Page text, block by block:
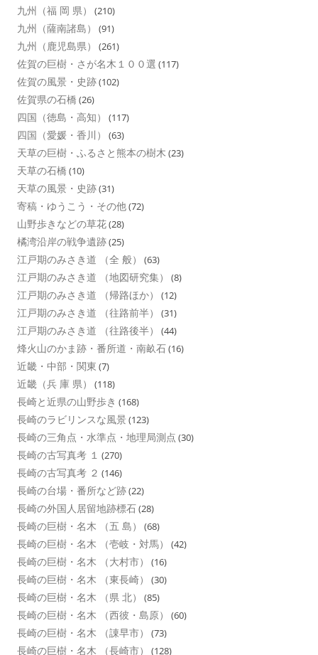
九州（福 岡 県） (210)
九州（薩南諸島） (91)
九州（鹿児島県） (261)
佐賀の巨樹・さが名木１００選 (117)
佐賀の風景・史跡(102)
佐賀県の石橋 (26)
四国（徳島・高知） (117)
四国（愛媛・香川） (63)
天草の巨樹・ふるさと熊本の樹木 (23)
天草の石橋 (10)
天草の風景・史跡(31)
寄稿・ゆうこう・その他(72)
山野歩きなどの草花(28)
橘湾沿岸の戦争遺跡(25)
江戸期のみさき道 （全 般） (63)
江戸期のみさき道 （地図研究集） (8)
江戸期のみさき道 （帰路ほか） (12)
江戸期のみさき道 （往路前半） (31)
江戸期のみさき道 （往路後半） (44)
烽火山のかま跡・番所道・南畝石(16)
近畿・中部・関東 (7)
近畿（兵 庫 県） (118)
長崎と近県の山野歩き (168)
長崎のラビリンスな風景 (123)
長崎の三角点・水準点・地理局測点 (30)
長崎の古写真考 １ (270)
長崎の古写真考 ２ (146)
長崎の台場・番所など跡(22)
長崎の外国人居留地跡標石(28)
長崎の巨樹・名木 （五 島） (68)
長崎の巨樹・名木 （壱岐・対馬） (42)
長崎の巨樹・名木 （大村市） (16)
長崎の巨樹・名木 （東長崎） (30)
長崎の巨樹・名木 （県 北） (85)
長崎の巨樹・名木 （西彼・島原） (60)
長崎の巨樹・名木 （諌早市） (73)
長崎の巨樹・名木 （長崎市） (128)